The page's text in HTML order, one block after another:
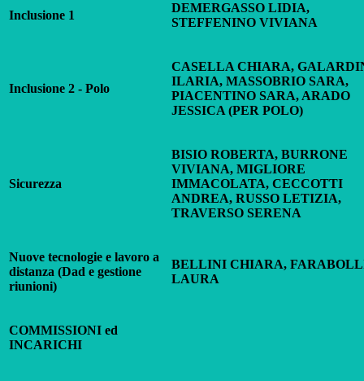
Inclusione 1
DEMERGASSO LIDIA,
STEFFENINO VIVIANA
Inclusione 2 - Polo
CASELLA CHIARA,
ILARIA, MASSOBRIO SARA,
PIACENTINO SARA, ARADO
JESSICA (PER POLO)
Sicurezza
BISIO ROBERTA, BURRONE
VIVIANA, MIGLIORE
IMMACOLATA, CECCOTTI
ANDREA, RUSSO LETIZIA,
TRAVERSO SERENA
Nuove tecnologie e lavoro a
distanza (Dad e gestione
riunioni)
BELLINI CHIARA,
LAURA
COMMISSIONI ed
INCARICHI